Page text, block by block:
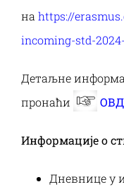
на https://
incoming-std-
Детаљне
пронаћи
Информације о
Дневнице у